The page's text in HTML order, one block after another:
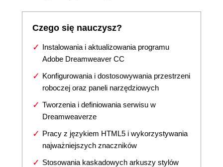
Czego się nauczysz?
Instalowania i aktualizowania programu
Adobe Dreamweaver CC
Konfigurowania i dostosowywania przestrzeni
roboczej oraz paneli narzędziowych
Tworzenia i definiowania serwisu w
Dreamweaverze
Pracy z językiem HTML5 i wykorzystywania
najważniejszych znaczników
Stosowania kaskadowych arkuszy stylów